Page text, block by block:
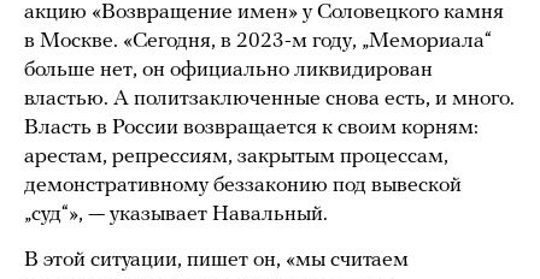
акцию «Возвращение имен» у Соловецкого камня
в Москве. «Сегодня, в 2023-м году, „Мемориала“
больше нет, он официально ликвидирован
властью. А политзаключенные снова есть, и много.
Власть в России возвращается к своим корням:
арестам, репрессиям, закрытым процессам,
демонстративному беззаконию под вывеской
„суд“», — указывает Навальный.
В этой ситуации, пишет он, «мы считаем